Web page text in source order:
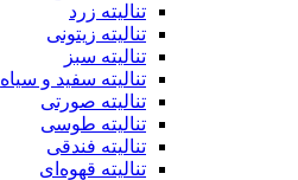
تنالیته زرد
تنالیته زیتونی
تنالیته سبز
تنالیته سفید و سیاه
تنالیته صورتی
تنالیته طوسی
تنالیته فندقی
تنالیته قهوه‌ای